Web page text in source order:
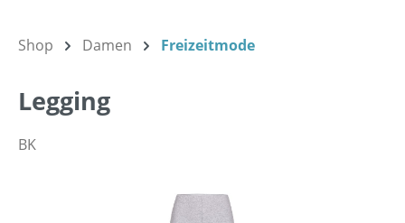
Shop Damen Freizeitmode
Legging
BK
Bildergalerie überspringen